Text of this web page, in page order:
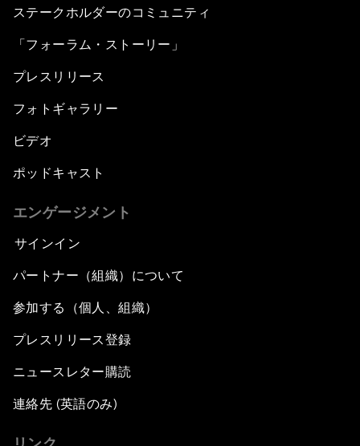
ステークホルダーのコミュニティ
「フォーラム・ストーリー」
プレスリリース
フォトギャラリー
ビデオ
ポッドキャスト
エンゲージメント
サインイン
パートナー（組織）について
参加する（個人、組織）
プレスリリース登録
ニュースレター購読
連絡先 (英語のみ)